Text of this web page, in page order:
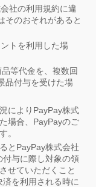
社の利用規約に違
そのおそれがあると
トを利用した場
等代金を、複数回
品付与を受けた場
によりPayPay株式
場合、PayPayのご
。
とPayPay株式会社
付与に際し対象の領
せていただくこと
を利用される時に